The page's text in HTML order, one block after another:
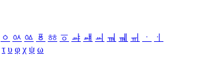
ㆁ ㆂ ㆃ ㆄ ㆅ ㆆ ㆇ ㆈ ㆉ ㆊ ㆋ ㆌ ㆍ
ㆎ
τ υ φ χ ψ ω